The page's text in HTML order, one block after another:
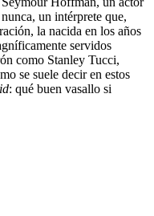
un intérprete que,
la nacida en los años
servidos
como Stanley Tucci,
se suele decir en estos
: qué buen vasallo si